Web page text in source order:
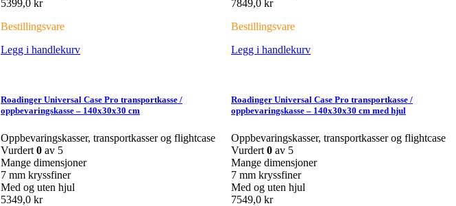
5399,0 kr
Bestillingsvare
Legg i handlekurv
7849,0 kr
Bestillingsvare
Legg i handlekurv
Roadinger Universal Case Pro transportkasse /
oppbevaringskasse – 140x30x30 cm
Oppbevaringskasser, transportkasser og flightcase
Vurdert 0 av 5
Mange dimensjoner
7 mm kryssfiner
Med og uten hjul
5349,0 kr
Roadinger Universal Case Pro transportkasse /
oppbevaringskasse – 140x30x30 cm med hjul
Oppbevaringskasser, transportkasser og flightcase
Vurdert 0 av 5
Mange dimensjoner
7 mm kryssfiner
Med og uten hjul
7549,0 kr